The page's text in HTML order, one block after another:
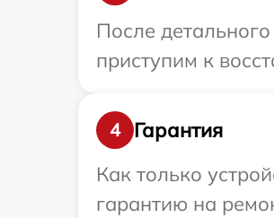
После
приступим к
4
Гарантия
Как только
гарантию на